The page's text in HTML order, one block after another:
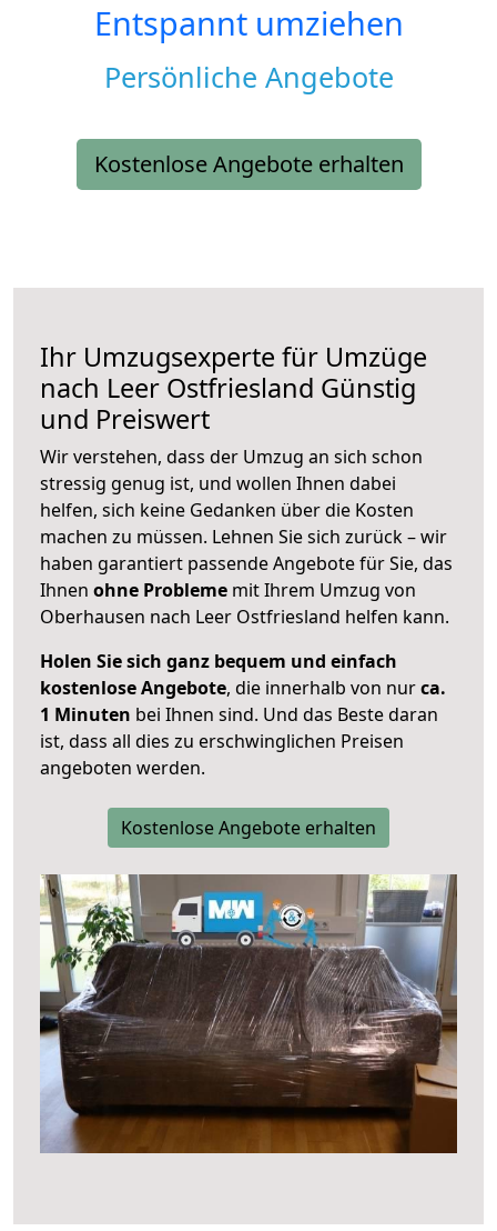
Entspannt umziehen
Persönliche Angebote
Kostenlose Angebote erhalten
Ihr Umzugsexperte für Umzüge
nach Leer Ostfriesland Günstig
und Preiswert
Wir verstehen, dass der Umzug an sich schon
stressig genug ist, und wollen Ihnen dabei
helfen, sich keine Gedanken über die Kosten
machen zu müssen. Lehnen Sie sich zurück – wir
haben garantiert passende Angebote für Sie, das
Ihnen ohne Probleme mit Ihrem Umzug von
Oberhausen nach Leer Ostfriesland helfen kann.
Holen Sie sich ganz bequem und einfach
kostenlose Angebote, die innerhalb von nurca.
1 Minuten bei Ihnen sind. Und das Beste daran
ist, dass all dies zu erschwinglichen Preisen
angeboten werden.
Kostenlose Angebote erhalten